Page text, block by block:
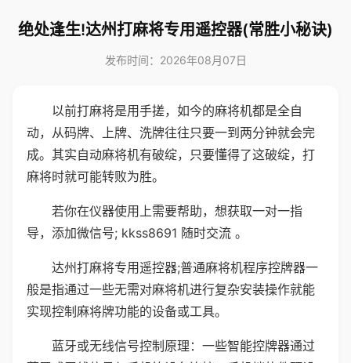
绝处逢生!达州打麻将专用遥控器(常胜小秘诀)
发布时间：2026年08月07日
以前打麻将是用手搓，如今的麻将机都是全自
动，从码牌、上牌、洗牌往往只要一到两分钟就会完
成。其实自动麻将机有破绽，只要懂得了这破绽，打
麻将时就可能转败为胜。
若你在仪器使用上需要帮助，想获取一对一指
导，添加微信号; kkss8691 随时交流 。
达州打麻将专用遥控器;普通麻将机程序控牌器一
般是指通过一些无需对麻将机进行复杂安装操作就能
实现控制麻将牌功能的设备或工具。
蓝牙或无线信号控制原理：一些智能控牌器通过